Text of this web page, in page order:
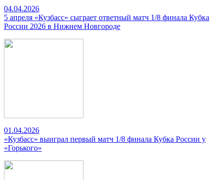
04.04.2026
5 апреля «Кузбасс» сыграет ответный матч 1/8 финала Кубка
России 2026 в Нижнем Новгороде
01.04.2026
«Кузбасс» выиграл первый матч 1/8 финала Кубка России у
«Горького»